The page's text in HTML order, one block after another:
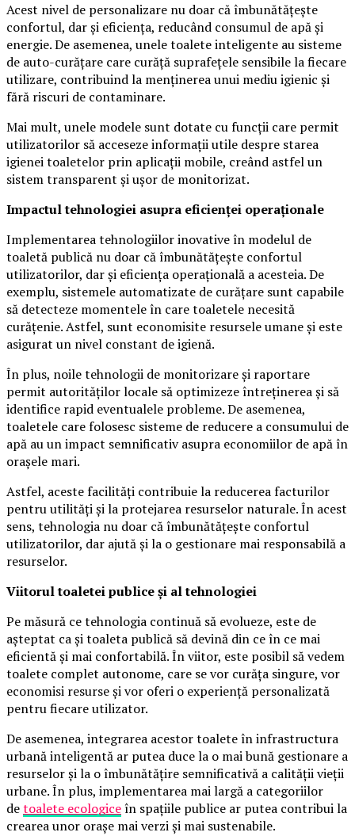
Acest nivel de personalizare nu doar că îmbunătățește
confortul, dar și eficiența, reducând consumul de apă și
energie. De asemenea, unele toalete inteligente au sisteme
de auto-curățare care curăță suprafețele sensibile la fiecare
utilizare, contribuind la menținerea unui mediu igienic și
fără riscuri de contaminare.
Mai mult, unele modele sunt dotate cu funcții care permit
utilizatorilor să acceseze informații utile despre starea
igienei toaletelor prin aplicații mobile, creând astfel un
sistem transparent și ușor de monitorizat.
Impactul tehnologiei asupra eficienței operaționale
Implementarea tehnologiilor inovative în modelul de
toaletă publică nu doar că îmbunătățește confortul
utilizatorilor, dar și eficiența operațională a acesteia. De
exemplu, sistemele automatizate de curățare sunt capabile
să detecteze momentele în care toaletele necesită
curățenie. Astfel, sunt economisite resursele umane și este
asigurat un nivel constant de igienă.
În plus, noile tehnologii de monitorizare și raportare
permit autorităților locale să optimizeze întreținerea și să
identifice rapid eventualele probleme. De asemenea,
toaletele care folosesc sisteme de reducere a consumului de
apă au un impact semnificativ asupra economiilor de apă în
orașele mari.
Astfel, aceste facilități contribuie la reducerea facturilor
pentru utilități și la protejarea resurselor naturale. În acest
sens, tehnologia nu doar că îmbunătățește confortul
utilizatorilor, dar ajută și la o gestionare mai responsabilă a
resurselor.
Viitorul toaletei publice și al tehnologiei
Pe măsură ce tehnologia continuă să evolueze, este de
așteptat ca și toaleta publică să devină din ce în ce mai
eficientă și mai confortabilă. În viitor, este posibil să vedem
toalete complet autonome, care se vor curăța singure, vor
economisi resurse și vor oferi o experiență personalizată
pentru fiecare utilizator.
De asemenea, integrarea acestor toalete în infrastructura
urbană inteligentă ar putea duce la o mai bună gestionare a
resurselor și la o îmbunătățire semnificativă a calității vieții
urbane. În plus, implementarea mai largă a categoriilor
detoalete ecologiceîn spațiile publice ar putea contribui la
crearea unor orașe mai verzi și mai sustenabile.